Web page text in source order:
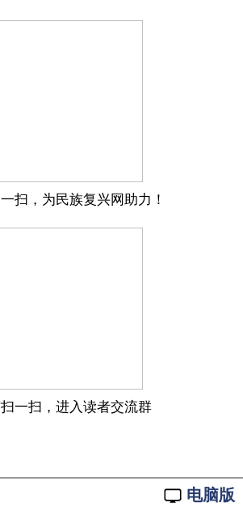
扫，为民族复兴网助力！
一扫，进入读者交流群
电脑版